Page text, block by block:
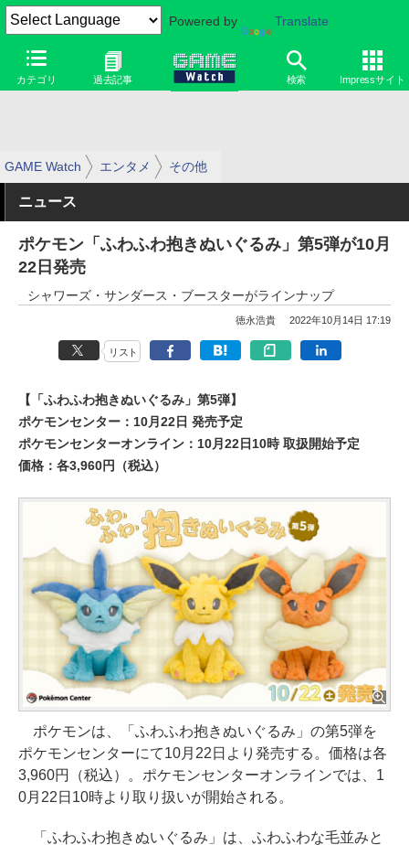
Powered by Translate
カテゴリ 過去記事 検索 Impressサイト
GAME Watch エンタメ その他
ニュース
ポケモン「ふわふわ抱きぬいぐるみ」第5弾が10月
22日発売
シャワーズ・サンダース・ブースターがラインナップ
徳永浩貴 2022年10月14日 17:19
リスト
【「ふわふわ抱きぬいぐるみ」第5弾】
ポケモンセンター：10月22日 発売予定
ポケモンセンターオンライン：10月22日10時 取扱開始予定
価格：各3,960円（税込）
ポケモンは、「ふわふわ抱きぬいぐるみ」の第5弾を
ポケモンセンターにて10月22日より発売する。価格は各
3,960円（税込）。ポケモンセンターオンラインでは、1
0月22日10時より取り扱いが開始される。
「ふわふわ抱きぬいぐるみ」は、ふわふわな毛並みと